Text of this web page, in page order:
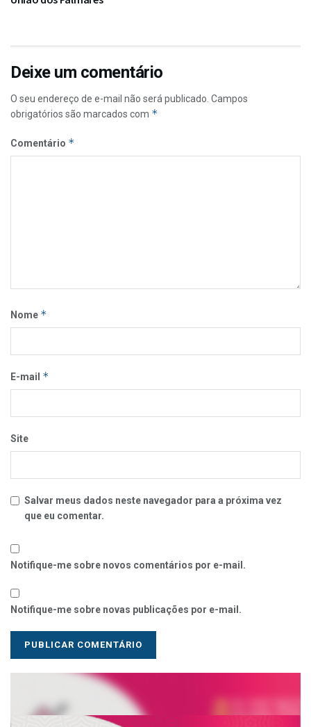
Deixe um comentário
O seu endereço de e-mail não será publicado. Campos
obrigatórios são marcados com *
Comentário *
Nome *
E-mail *
Site
Salvar meus dados neste navegador para a próxima vez
que eu comentar.
Notifique-me sobre novos comentários por e-mail.
Notifique-me sobre novas publicações por e-mail.